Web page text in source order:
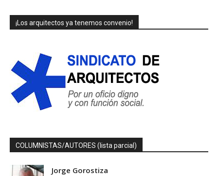
¡Los arquitectos ya tenemos convenio!
COLUMNISTAS/AUTORES (lista parcial)
Jorge Gorostiza